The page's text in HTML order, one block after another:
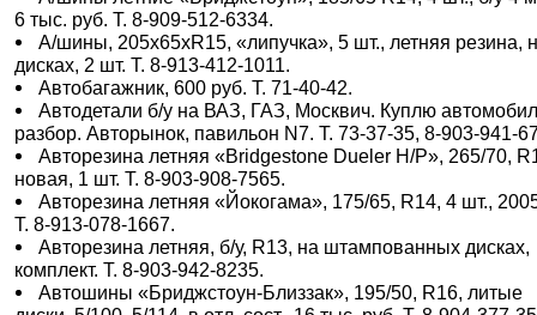
6 тыс. руб. Т. 8-909-512-6334.
А/шины, 205х65хR15, «липучка», 5 шт., летняя резина,
дисках, 2 шт. Т. 8-913-412-1011.
Автобагажник, 600 руб. Т. 71-40-42.
Автодетали б/у на ВАЗ, ГАЗ, Москвич. Куплю
разбор. Авторынок, павильон N7. Т. 73-37-35, 8-903-941-
Авторезина летняя «Bridgestone Dueler H/P», 265/70,
новая, 1 шт. Т. 8-903-908-7565.
Авторезина летняя «Йокогама», 175/65, R14, 4 шт.,
Т. 8-913-078-1667.
Авторезина летняя, б/у, R13, на штампованных дисках,
комплект. Т. 8-903-942-8235.
Автошины «Бриджстоун-Близзак», 195/50, R16, литые